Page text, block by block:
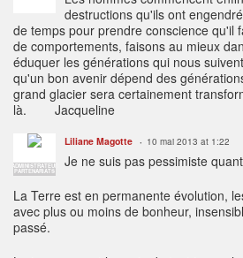
destructions qu'ils ont
de temps pour prendre conscience qu'il
de comportements, faisons au mieux
éduquer les générations qui nous
qu'un bon avenir dépend des
grand glacier sera certainement
là. Jacqueline
ADMINISTRATEUR
PARTENARIATS
Liliane Magotte 10 mai 2013 at 1:22
Je ne suis pas pessimiste
La Terre est en permanente évolution,
avec plus ou moins de bonheur,
passé.